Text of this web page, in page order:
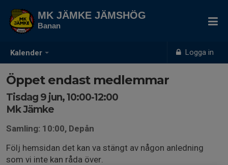
Kalender Logga in
MK JÄMKE JÄMSHÖG
Banan
Öppet endast medlemmar
Tisdag 9 jun, 10:00-12:00
Mk Jämke
Samling: 10:00, Depån
Följ hemsidan det kan va stängt av någon anledning
som vi inte kan råda över.